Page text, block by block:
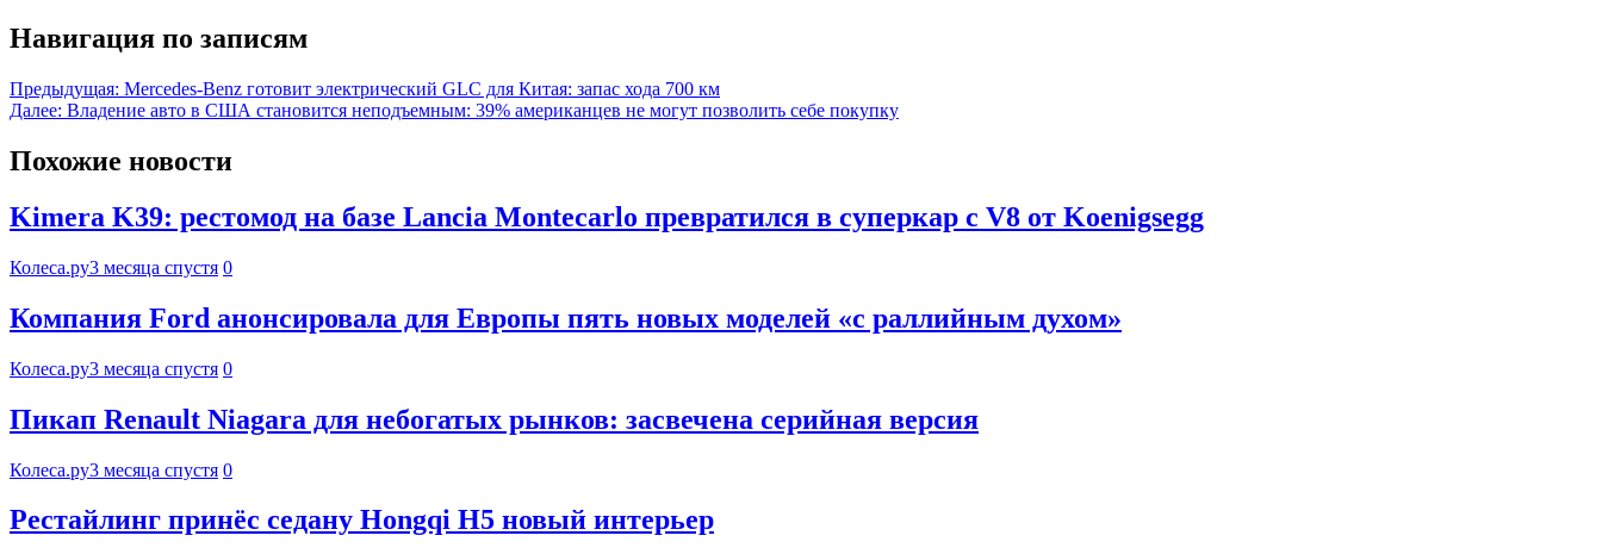
Навигация по записям
Предыдущая: Mercedes-Benz готовит электрический GLC для Китая: запас хода 700 км
Далее: Владение авто в США становится неподъемным: 39% американцев не могут позволить себе покупку
Похожие новости
Kimera K39: рестомод на базе Lancia Montecarlo превратился в суперкар с V8 от Koenigsegg
Колеса.ру3 месяца спустя 0
Компания Ford анонсировала для Европы пять новых моделей «с раллийным духом»
Колеса.ру3 месяца спустя 0
Пикап Renault Niagara для небогатых рынков: засвечена серийная версия
Колеса.ру3 месяца спустя 0
Рестайлинг принёс седану Hongqi H5 новый интерьер